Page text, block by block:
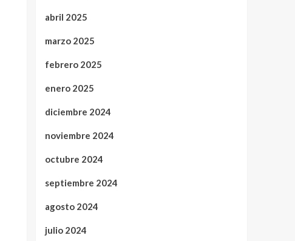
abril 2025
marzo 2025
febrero 2025
enero 2025
diciembre 2024
noviembre 2024
octubre 2024
septiembre 2024
agosto 2024
julio 2024